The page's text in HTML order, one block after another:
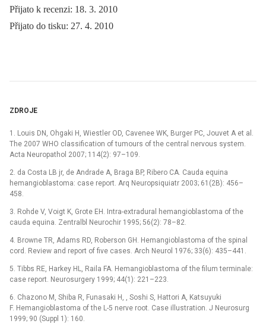
Přijato k recenzi: 18. 3. 2010
Přijato do tisku: 27. 4. 2010
ZDROJE
1. Louis DN, Ohgaki H, Wiestler OD, Cavenee WK, Burger PC, Jouvet A et al.
The 2007 WHO classification of tumours of the central nervous system.
Acta Neuropathol 2007; 114(2): 97–109.
2. da Costa LB jr, de Andrade A, Braga BP, Ribero CA. Cauda equina
hemangioblastoma: case report. Arq Neuropsiquiatr 2003; 61(2B): 456–
458.
3. Rohde V, Voigt K, Grote EH. Intra-extradural hemangioblastoma of the
cauda equina. Zentralbl Neurochir 1995; 56(2): 78–82.
4. Browne TR, Adams RD, Roberson GH. Hemangioblastoma of the spinal
cord. Review and report of five cases. Arch Neurol 1976; 33(6): 435–441.
5. Tibbs RE, Harkey HL, Raila FA. Hemangioblastoma of the filum terminale:
case report. Neurosurgery 1999; 44(1): 221–223.
6. Chazono M, Shiba R, Funasaki H, , Soshi S, Hattori A, Katsuyuki
F. Hemangioblastoma of the L-5 nerve root. Case illustration. J Neurosurg
1999; 90 (Suppl 1): 160.